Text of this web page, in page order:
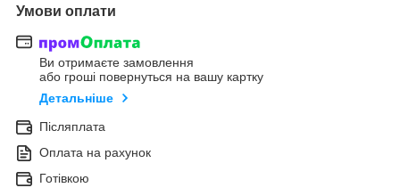
Умови оплати
Ви отримаєте замовлення
або гроші повернуться на вашу картку
Детальніше
Післяплата
Оплата на рахунок
Готівкою